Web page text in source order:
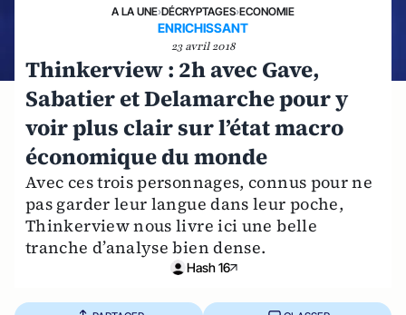
A LA UNE›DÉCRYPTAGES›ECONOMIE
ENRICHISSANT
23 avril 2018
Thinkerview : 2h avec Gave,
Sabatier et Delamarche pour y
voir plus clair sur l’état macro
économique du monde
Avec ces trois personnages, connus pour ne
pas garder leur langue dans leur poche,
Thinkerview nous livre ici une belle
tranche d’analyse bien dense.
Hash 16